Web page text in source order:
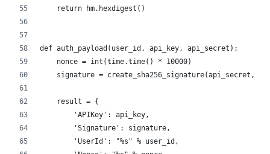
    return hm.hexdigest()
def auth_payload(user_id, api_key, api_secret):
    nonce = int(time.time() * 10000)
signature = create_sha256_signature(api_secret,
    result = {
        'APIKey': api_key,
        'Signature': signature,
        'UserId': "%s" % user_id,